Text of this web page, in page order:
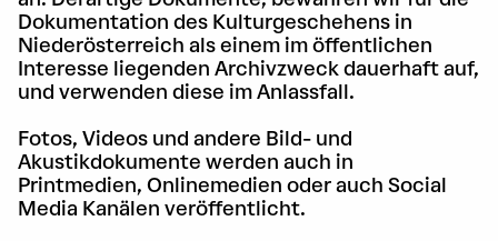
Dokumentation des Kulturgeschehens in
Niederösterreich als einem im öffentlichen
Interesse liegenden Archivzweck dauerhaft auf,
und verwenden diese im Anlassfall.
Fotos, Videos und andere Bild- und
Akustikdokumente werden auch in
Printmedien, Onlinemedien oder auch Social
Media Kanälen veröffentlicht.